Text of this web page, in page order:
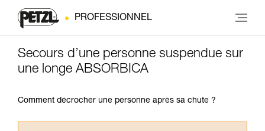
PROFESSIONNEL
Secours d’une personne suspendue sur
une longe ABSORBICA
Comment décrocher une personne après sa chute ?